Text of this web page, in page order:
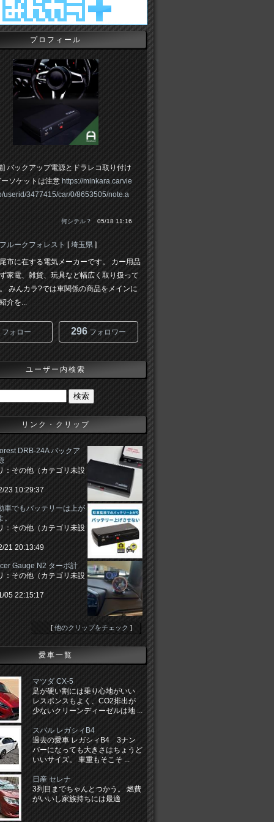
プロフィール
] バックアップ電源とドラレコ取り付け
ソケットは注意 https://minkara.carvie
userid/3477415/car/0/8653505/note.a
何シテル？ 05/18 11:16
ルークフォレスト [埼玉県 ]
市に在する電気メーカーです。 カー用品
家電、雑貨、玩具など幅広く取り扱って
みんカラ?では車関係の商品をメインに
介を...
フォロー 296 フォロワー
ユーザー内検索
リンク・クリップ
DRB-24A バックア
：その他（カテゴリ未設
23 10:29:37
車でもバッテリーは上が
：その他（カテゴリ未設
21 20:13:49
Gauge N2 ターボ計
：その他（カテゴリ未設
05 22:15:17
[ 他のクリップをチェック ]
愛車一覧
マツダ CX-5
足が硬い割には乗り心地がいい
レスポンスもよく、CO2排出が
少ないクリーンディーゼルは地 ...
スバル レガシィB4
過去の愛車 レガシィB4 3ナン
バーになっても大きさはちょうど
いいサイズ。 車重もそこそ ...
日産 セレナ
3列目までちゃんとつかう。 燃費
がいいし家族持ちには最適